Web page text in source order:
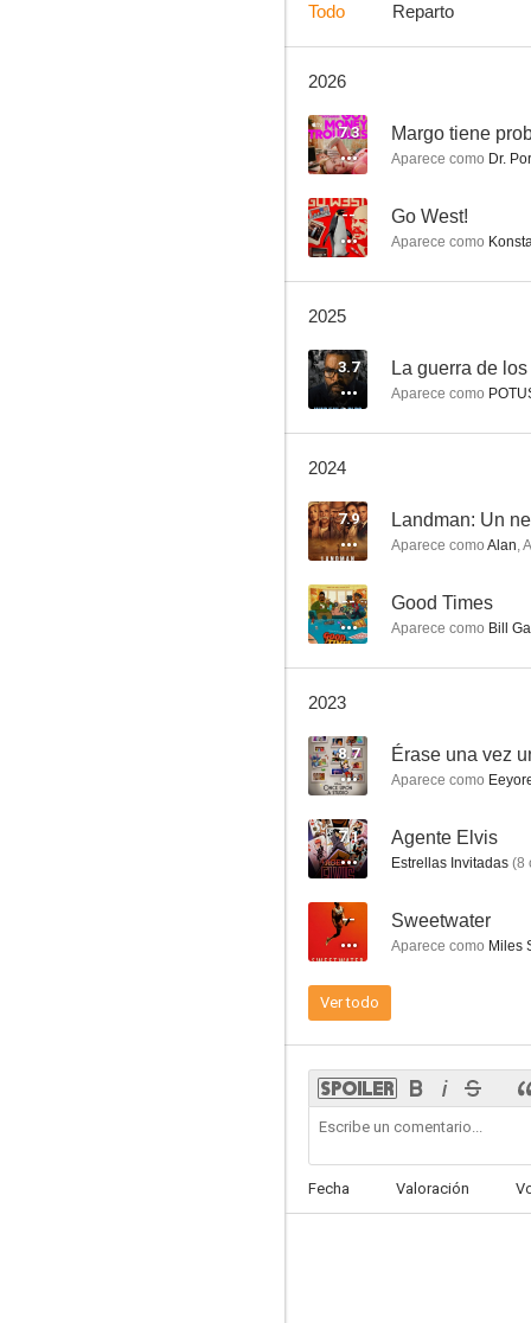
Malcolm
8.6
Chicago Fire
Todo Reparto
2026
7.3 Margo tiene
Aparece como Dr.
-- Go West!
Aparece como
2025
3.7 La guerra de
Aparece como
2024
7.9 Landman: Un
Aparece como Alan,
-- Good Times
Aparece como Bill
2023
8.7 Érase una vez
Aparece como
7.1 Agente Elvis
Estrellas Invitadas (8
-- Sweetwater
Aparece como Miles
Ver todo
Fecha Valoración